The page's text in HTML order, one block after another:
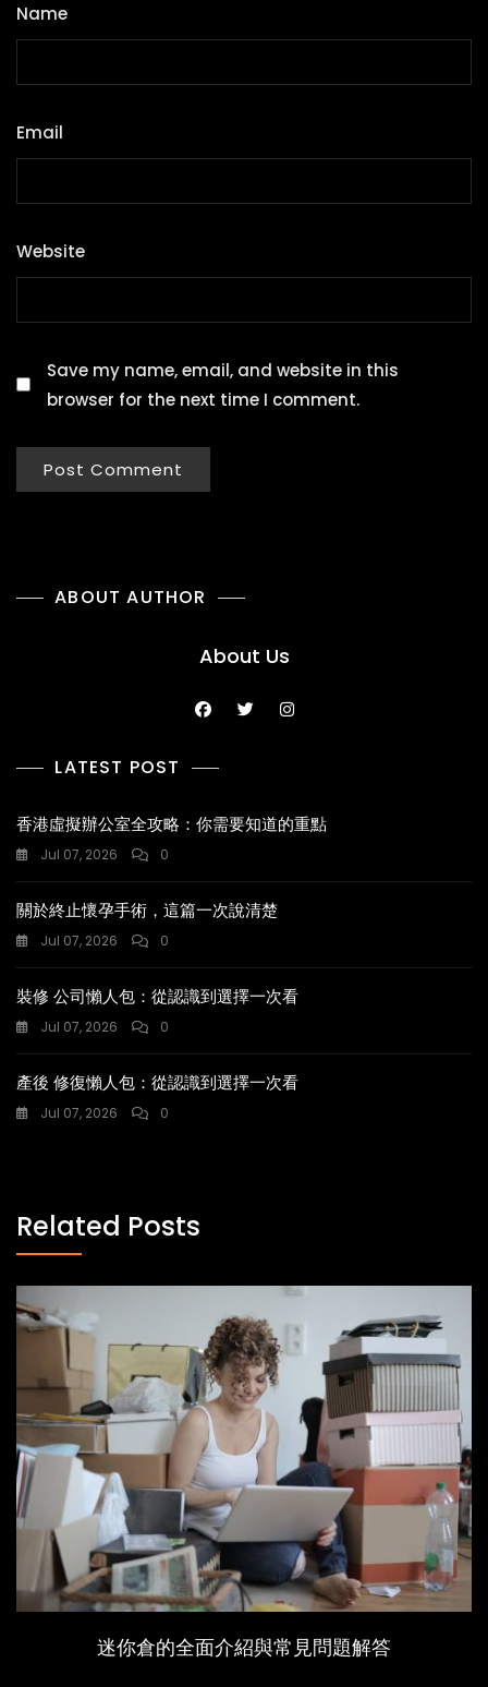
Name
Email
Website
Save my name, email, and website in this
browser for the next time I comment.
ABOUT AUTHOR
About Us
LATEST POST
香港虛擬辦公室全攻略：你需要知道的重點
Jul 07, 2026 0
關於終止懷孕手術，這篇一次說清楚
Jul 07, 2026 0
裝修 公司懶人包：從認識到選擇一次看
Jul 07, 2026 0
產後 修復懶人包：從認識到選擇一次看
Jul 07, 2026 0
Related Posts
迷你倉的全面介紹與常見問題解答